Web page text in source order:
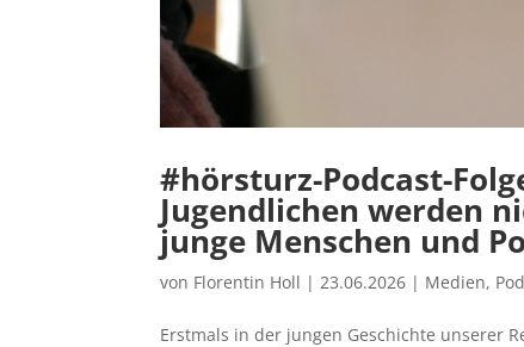
#hörsturz-Podcast-
Jugendlichen werden
junge Menschen und
von Florentin Holl | 23.06.2026 | Medien,
Erstmals in der jungen Geschichte unserer